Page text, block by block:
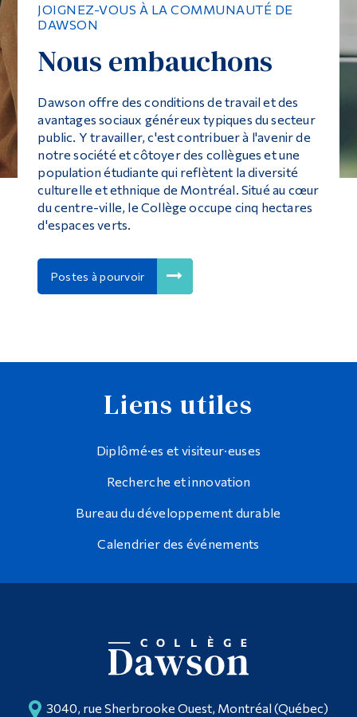
JOIGNEZ-VOUS À LA COMMUNAUTÉ DE
DAWSON
Nous embauchons
Dawson offre des conditions de travail et des
avantages sociaux généreux typiques du secteur
public. Y travailler, c'est contribuer à l'avenir de
notre société et côtoyer des collègues et une
population étudiante qui reflètent la diversité
culturelle et ethnique de Montréal. Situé au cœur
du centre-ville, le Collège occupe cinq hectares
d'espaces verts.
Postes à pourvoir
Liens utiles
Diplômé·es et visiteur·euses
Recherche et innovation
Bureau du développement durable
Calendrier des événements
3040, rue Sherbrooke Ouest, Montréal (Québec)